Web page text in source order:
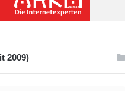
2009)